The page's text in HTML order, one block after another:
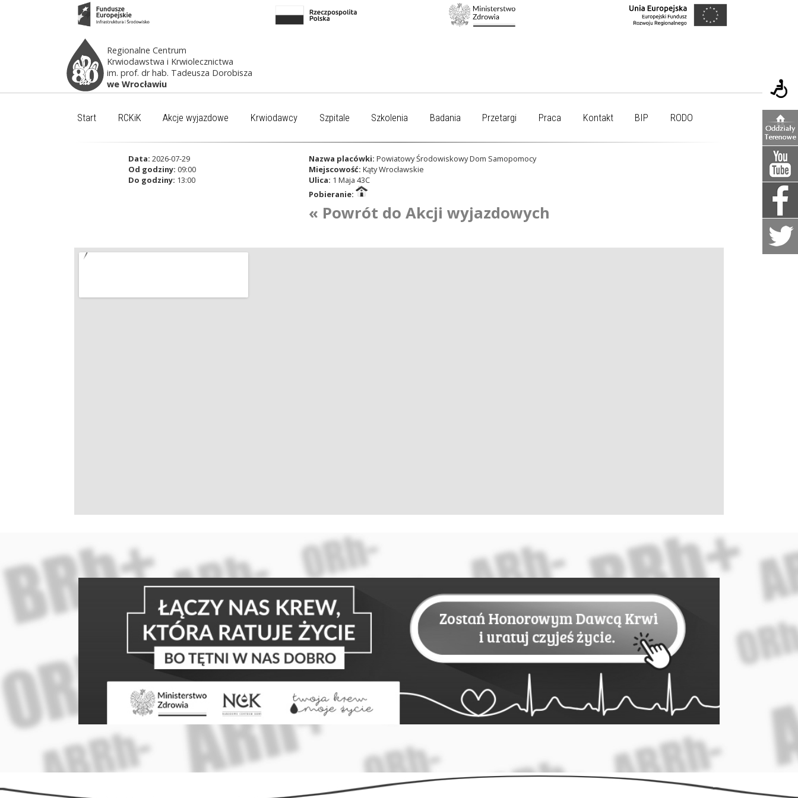
Regionalne Centrum
Krwiodawstwa i Krwiolecznictwa
im. prof. dr hab. Tadeusza Dorobisza
we Wrocławiu
Start RCKiK Akcje wyjazdowe Krwiodawcy Szpitale Szkolenia Badania Przetargi Praca Kontakt BIP RODO
Data: 2026-07-29
Od godziny: 09:00
Do godziny: 13:00
Nazwa placówki: Powiatowy Środowiskowy Dom Samopomocy
Miejscowość: Kąty Wrocławskie
Ulica: 1 Maja 43C
Pobieranie:
« Powrót do Akcji wyjazdowych